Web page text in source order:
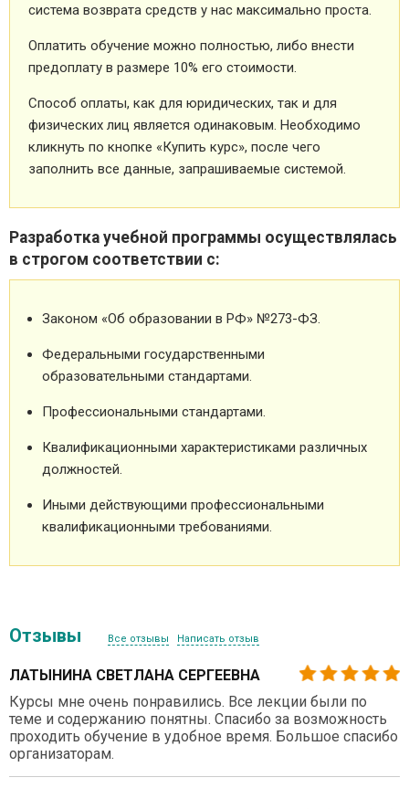
система возврата средств у нас максимально проста.
Оплатить обучение можно полностью, либо внести
предоплату в размере 10% его стоимости.
Способ оплаты, как для юридических, так и для
физических лиц является одинаковым. Необходимо
кликнуть по кнопке «Купить курс», после чего
заполнить все данные, запрашиваемые системой.
Разработка учебной программы осуществлялась
в строгом соответствии с:
Законом «Об образовании в РФ» №273-ФЗ.
Федеральными государственными
образовательными стандартами.
Профессиональными стандартами.
Квалификационными характеристиками различных
должностей.
Иными действующими профессиональными
квалификационными требованиями.
Отзывы Все отзывы Написать отзыв
ЛАТЫНИНА СВЕТЛАНА СЕРГЕЕВНА
Курсы мне очень понравились. Все лекции были по
теме и содержанию понятны. Спасибо за возможность
проходить обучение в удобное время. Большое спасибо
организаторам.